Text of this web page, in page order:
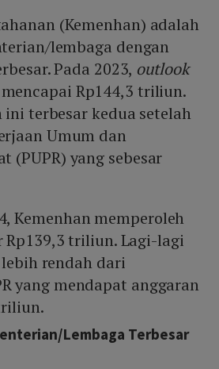
(Kemenhan) adalah
lembaga dengan
Pada 2023, outlook
Rp144,3 triliun.
terbesar kedua setelah
Umum dan
(PUPR) yang sebesar
Kemenhan memperoleh
Rp139,3 triliun. Lagi-lagi
rendah dari
yang mendapat anggaran